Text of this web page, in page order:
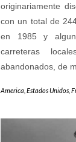
originariamente
con un total de
en 1985 y
carreteras
abandonados, de
America Estados Unidos